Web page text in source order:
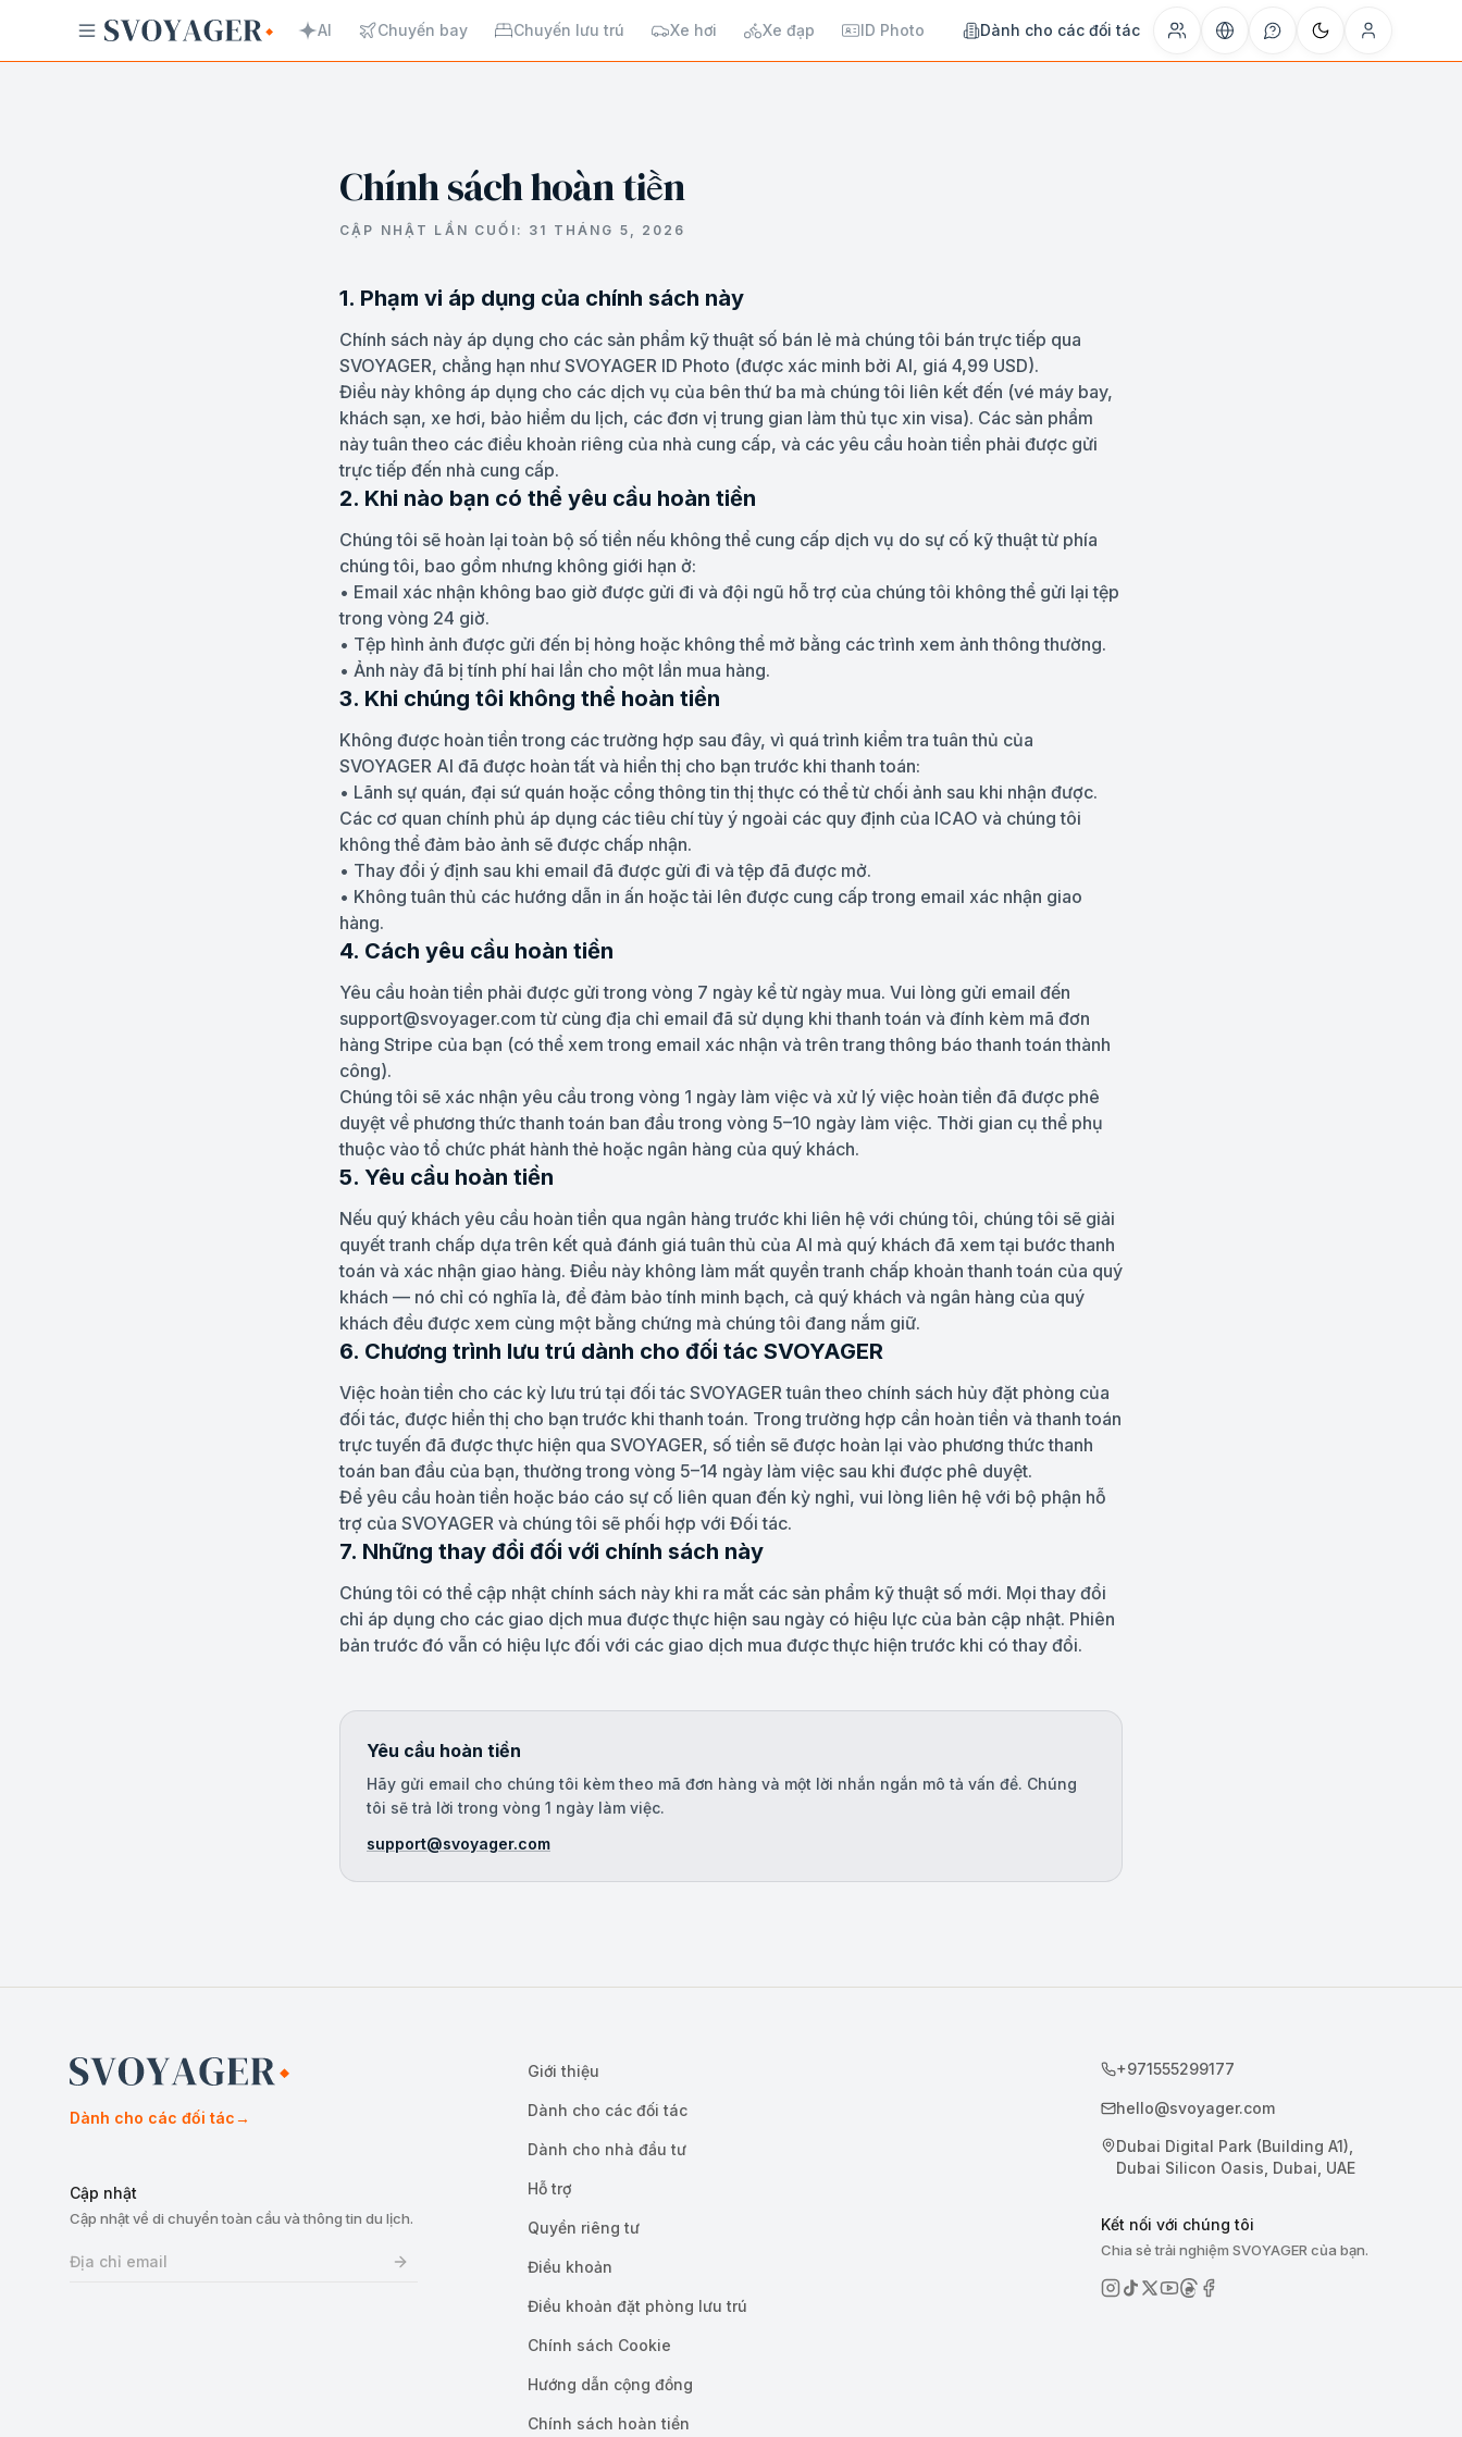
AI Chuyến bay Chuyến lưu trú Xe hơi Xe đạp ID Photo Dành cho các đối tác
Chính sách hoàn tiền
CẬP NHẬT LẦN CUỐI: 31 THÁNG 5, 2026
1. Phạm vi áp dụng của chính sách này
Chính sách này áp dụng cho các sản phẩm kỹ thuật số bán lẻ mà chúng tôi bán trực tiếp qua
SVOYAGER, chẳng hạn như SVOYAGER ID Photo (được xác minh bởi AI, giá 4,99 USD).
Điều này không áp dụng cho các dịch vụ của bên thứ ba mà chúng tôi liên kết đến (vé máy bay,
khách sạn, xe hơi, bảo hiểm du lịch, các đơn vị trung gian làm thủ tục xin visa). Các sản phẩm
này tuân theo các điều khoản riêng của nhà cung cấp, và các yêu cầu hoàn tiền phải được gửi
trực tiếp đến nhà cung cấp.
2. Khi nào bạn có thể yêu cầu hoàn tiền
Chúng tôi sẽ hoàn lại toàn bộ số tiền nếu không thể cung cấp dịch vụ do sự cố kỹ thuật từ phía
chúng tôi, bao gồm nhưng không giới hạn ở:
• Email xác nhận không bao giờ được gửi đi và đội ngũ hỗ trợ của chúng tôi không thể gửi lại tệp
trong vòng 24 giờ.
• Tệp hình ảnh được gửi đến bị hỏng hoặc không thể mở bằng các trình xem ảnh thông thường.
• Ảnh này đã bị tính phí hai lần cho một lần mua hàng.
3. Khi chúng tôi không thể hoàn tiền
Không được hoàn tiền trong các trường hợp sau đây, vì quá trình kiểm tra tuân thủ của
SVOYAGER AI đã được hoàn tất và hiển thị cho bạn trước khi thanh toán:
• Lãnh sự quán, đại sứ quán hoặc cổng thông tin thị thực có thể từ chối ảnh sau khi nhận được.
Các cơ quan chính phủ áp dụng các tiêu chí tùy ý ngoài các quy định của ICAO và chúng tôi
không thể đảm bảo ảnh sẽ được chấp nhận.
• Thay đổi ý định sau khi email đã được gửi đi và tệp đã được mở.
• Không tuân thủ các hướng dẫn in ấn hoặc tải lên được cung cấp trong email xác nhận giao
hàng.
4. Cách yêu cầu hoàn tiền
Yêu cầu hoàn tiền phải được gửi trong vòng 7 ngày kể từ ngày mua. Vui lòng gửi email đến
support@svoyager.com từ cùng địa chỉ email đã sử dụng khi thanh toán và đính kèm mã đơn
hàng Stripe của bạn (có thể xem trong email xác nhận và trên trang thông báo thanh toán thành
công).
Chúng tôi sẽ xác nhận yêu cầu trong vòng 1 ngày làm việc và xử lý việc hoàn tiền đã được phê
duyệt về phương thức thanh toán ban đầu trong vòng 5–10 ngày làm việc. Thời gian cụ thể phụ
thuộc vào tổ chức phát hành thẻ hoặc ngân hàng của quý khách.
5. Yêu cầu hoàn tiền
Nếu quý khách yêu cầu hoàn tiền qua ngân hàng trước khi liên hệ với chúng tôi, chúng tôi sẽ giải
quyết tranh chấp dựa trên kết quả đánh giá tuân thủ của AI mà quý khách đã xem tại bước thanh
toán và xác nhận giao hàng. Điều này không làm mất quyền tranh chấp khoản thanh toán của quý
khách — nó chỉ có nghĩa là, để đảm bảo tính minh bạch, cả quý khách và ngân hàng của quý
khách đều được xem cùng một bằng chứng mà chúng tôi đang nắm giữ.
6. Chương trình lưu trú dành cho đối tác SVOYAGER
Việc hoàn tiền cho các kỳ lưu trú tại đối tác SVOYAGER tuân theo chính sách hủy đặt phòng của
đối tác, được hiển thị cho bạn trước khi thanh toán. Trong trường hợp cần hoàn tiền và thanh toán
trực tuyến đã được thực hiện qua SVOYAGER, số tiền sẽ được hoàn lại vào phương thức thanh
toán ban đầu của bạn, thường trong vòng 5–14 ngày làm việc sau khi được phê duyệt.
Để yêu cầu hoàn tiền hoặc báo cáo sự cố liên quan đến kỳ nghỉ, vui lòng liên hệ với bộ phận hỗ
trợ của SVOYAGER và chúng tôi sẽ phối hợp với Đối tác.
7. Những thay đổi đối với chính sách này
Chúng tôi có thể cập nhật chính sách này khi ra mắt các sản phẩm kỹ thuật số mới. Mọi thay đổi
chỉ áp dụng cho các giao dịch mua được thực hiện sau ngày có hiệu lực của bản cập nhật. Phiên
bản trước đó vẫn có hiệu lực đối với các giao dịch mua được thực hiện trước khi có thay đổi.
Yêu cầu hoàn tiền
Hãy gửi email cho chúng tôi kèm theo mã đơn hàng và một lời nhắn ngắn mô tả vấn đề. Chúng
tôi sẽ trả lời trong vòng 1 ngày làm việc.
support@svoyager.com
Dành cho các đối tác→
Cập nhật
Cập nhật về di chuyển toàn cầu và thông tin du lịch.
Giới thiệu
Dành cho các đối tác
Dành cho nhà đầu tư
Hỗ trợ
Quyền riêng tư
Điều khoản
Điều khoản đặt phòng lưu trú
Chính sách Cookie
Hướng dẫn cộng đồng
Chính sách hoàn tiền
+971555299177
hello@svoyager.com
Dubai Digital Park (Building A1),
Dubai Silicon Oasis, Dubai, UAE
Kết nối với chúng tôi
Chia sẻ trải nghiệm SVOYAGER của bạn.